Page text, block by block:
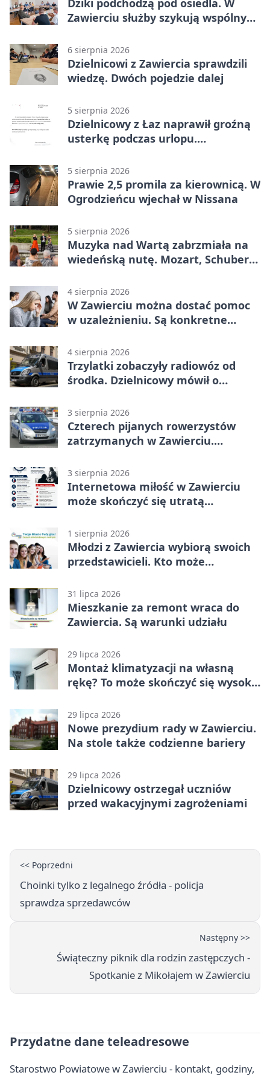
Zawierciu służby szykują wspólny
6 sierpnia 2026
Dzielnicowi z Zawiercia sprawdzili
wiedzę. Dwóch pojedzie dalej
5 sierpnia 2026
Dzielnicowy z Łaz naprawił groźną
usterkę podczas urlopu.
5 sierpnia 2026
Prawie 2,5 promila za kierownicą. W
Ogrodzieńcu wjechał w Nissana
5 sierpnia 2026
Muzyka nad Wartą zabrzmiała na
wiedeńską nutę. Mozart, Schubert i
4 sierpnia 2026
W Zawierciu można dostać pomoc
w uzależnieniu. Są konkretne
4 sierpnia 2026
Trzylatki zobaczyły radiowóz od
środka. Dzielnicowy mówił o
3 sierpnia 2026
Czterech pijanych rowerzystów
zatrzymanych w Zawierciu.
3 sierpnia 2026
Internetowa miłość w Zawierciu
może skończyć się utratą
1 sierpnia 2026
Młodzi z Zawiercia wybiorą swoich
przedstawicieli. Kto może
31 lipca 2026
Mieszkanie za remont wraca do
Zawiercia. Są warunki udziału
29 lipca 2026
Montaż klimatyzacji na własną
rękę? To może skończyć się wysoką
29 lipca 2026
Nowe prezydium rady w Zawierciu.
Na stole także codzienne bariery
29 lipca 2026
Dzielnicowy ostrzegał uczniów
przed wakacyjnymi zagrożeniami
<< Poprzedni
Choinki tylko z legalnego źródła - policja
sprawdza sprzedawców
Następny >>
Świąteczny piknik dla rodzin zastępczych -
Spotkanie z Mikołajem w Zawierciu
Przydatne dane teleadresowe
Starostwo Powiatowe w Zawierciu - kontakt, godziny,